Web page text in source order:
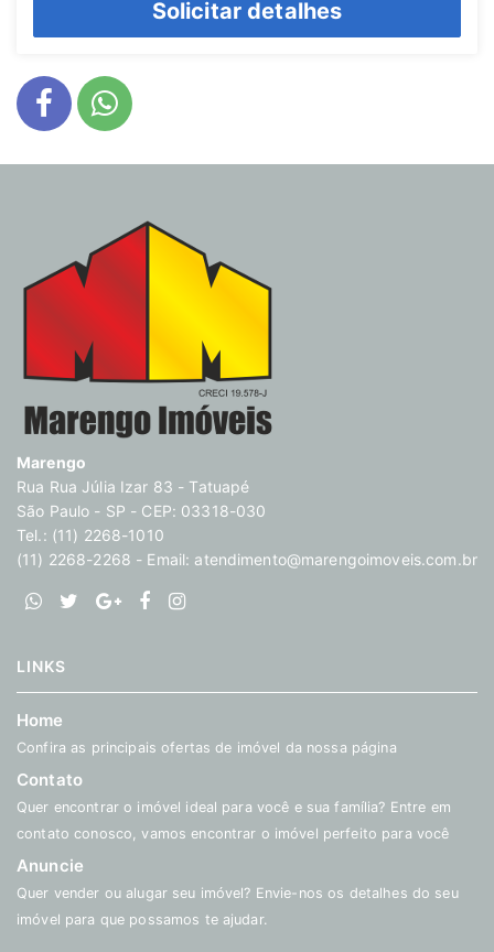
Solicitar detalhes
Marengo
Rua Rua Júlia Izar 83 - Tatuapé
São Paulo - SP - CEP: 03318-030
Tel.: (11) 2268-1010
(11) 2268-2268 - Email: atendimento@marengoimoveis.com.br
LINKS
Home
Confira as principais ofertas de imóvel da nossa página
Contato
Quer encontrar o imóvel ideal para você e sua família? Entre em
contato conosco, vamos encontrar o imóvel perfeito para você
Anuncie
Quer vender ou alugar seu imóvel? Envie-nos os detalhes do seu
imóvel para que possamos te ajudar.